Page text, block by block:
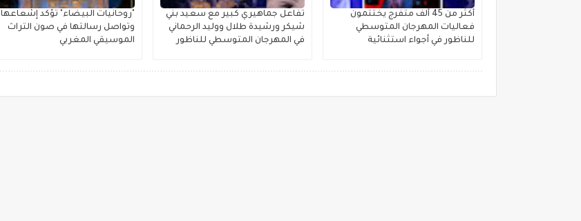
أكثر من 45 ألف متفرج يختتمون
فعاليات المهرجان المتوسطي
للناظور في أجواء استثنائية
تفاعل جماهيري كبير مع سعيد بني
شيكر ورشيدة طلال ووليد الرحماني
في المهرجان المتوسطي للناظور
"روحانيات البيضاء" تؤكد إشعاعها
وتواصل رسالتها في صون التراث
الموسيقي المغربي